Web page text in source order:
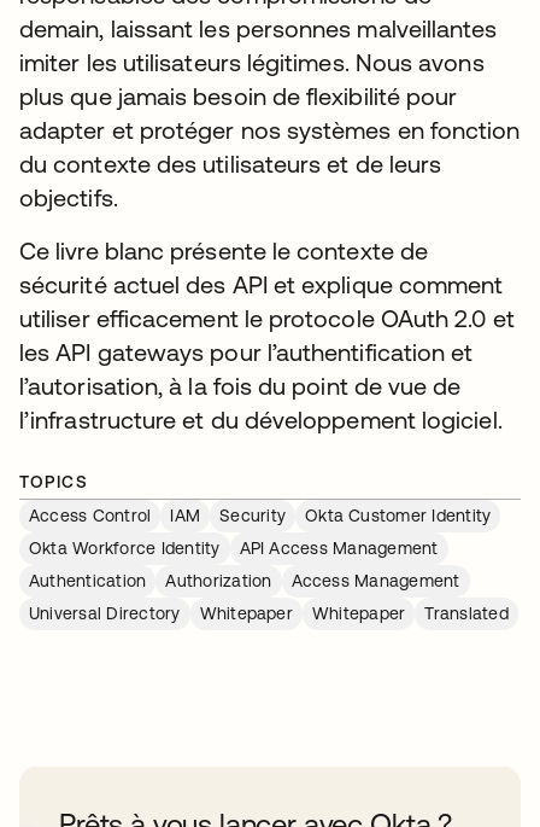
demain, laissant les personnes malveillantes
imiter les utilisateurs légitimes. Nous avons
plus que jamais besoin de flexibilité pour
adapter et protéger nos systèmes en fonction
du contexte des utilisateurs et de leurs
objectifs.
Ce livre blanc présente le contexte de
sécurité actuel des API et explique comment
utiliser efficacement le protocole OAuth 2.0 et
les API gateways pour l’authentification et
l’autorisation, à la fois du point de vue de
l’infrastructure et du développement logiciel.
TOPICS
Access Control
IAM Security
Okta Customer Identity
Okta Workforce Identity
API Access Management
Authentication
Authorization
Access Management
Universal Directory
Whitepaper Whitepaper Translated